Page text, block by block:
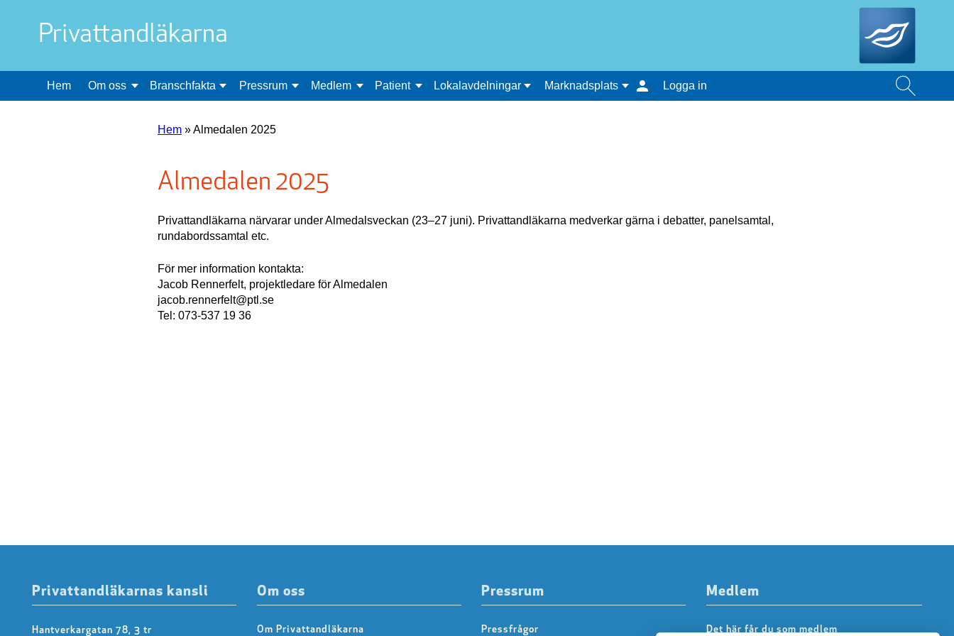
Privattandläkarna
Hem Om oss Branschfakta Pressrum Medlem Patient Lokalavdelningar Marknadsplats Logga in
Hem »Almedalen 2025
Almedalen 2025
Privattandläkarna närvarar under Almedalsveckan (23–27 juni). Privattandläkarna medverkar gärna i debatter, panelsamtal,
rundabordssamtal etc.
För mer information kontakta:
Jacob Rennerfelt, projektledare för Almedalen
jacob.rennerfelt@ptl.se
Tel: 073-537 19 36
Privattandläkarnas kansli
Hantverkargatan 78, 3 tr
Om oss
Om Privattandläkarna
Pressrum
Pressfrågor
Medlem
Det här får du som medlem